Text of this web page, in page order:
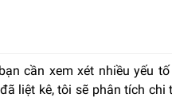
cần xem xét nhiều yếu
liệt kê, tôi sẽ phân tích chi